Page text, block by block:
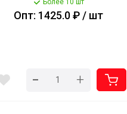
Более 10 шт
Опт: 1425.0 ₽ / шт
- +